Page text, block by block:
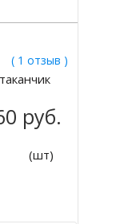
( 1 отзыв )
руб.
(шт)